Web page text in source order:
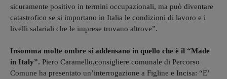
sicuramente positivo in termini occupazionali, ma può diventare
catastrofico se si importano in Italia le condizioni di lavoro e i
livelli salariali che le imprese trovano altrove”.
Insomma molte ombre si addensano in quello che è il “Made
in Italy”. Piero Caramello,consigliere comunale di Percorso
Comune ha presentato un’interrogazione a Figline e Incisa: “E’